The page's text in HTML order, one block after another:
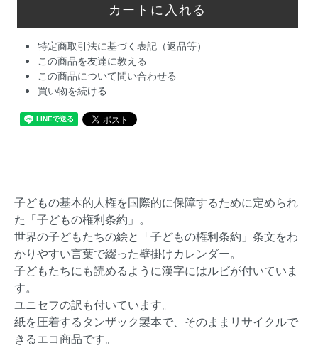
特定商取引法に基づく表記（返品等）
この商品を友達に教える
この商品について問い合わせる
買い物を続ける
子どもの基本的人権を国際的に保障するために定められ
た「子どもの権利条約」。
世界の子どもたちの絵と「子どもの権利条約」条文をわ
かりやすい言葉で綴った壁掛けカレンダー。
子どもたちにも読めるように漢字にはルビが付いていま
す。
ユニセフの訳も付いています。
紙を圧着するタンザック製本で、そのままリサイクルで
きるエコ商品です。